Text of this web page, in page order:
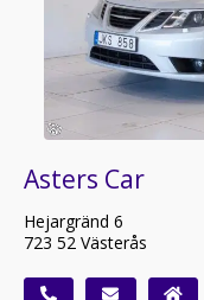
Asters Car
Hejargränd 6
723 52 Västerås